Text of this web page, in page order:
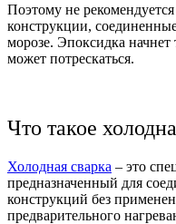
Поэтому не
конструкции,
морозе. Эпоксидка
может потрескаться.
Что такое
Холодная сварка – это
предназначенный для
конструкций без
предварительного